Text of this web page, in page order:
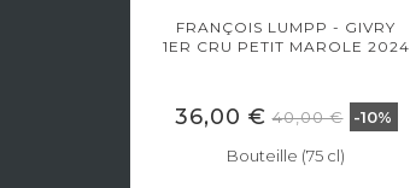
FRANÇOIS LUMPP - GIVRY
1ER CRU PETIT MAROLE 2024
36,00 € 40,00 € -10%
Bouteille (75 cl)